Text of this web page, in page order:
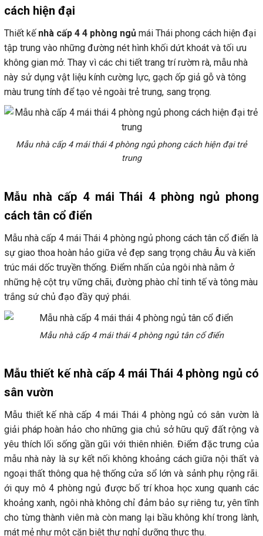
cách hiện đại
Thiết kế nhà cấp 4 4 phòng ngủ mái Thái phong cách hiện đại
tập trung vào những đường nét hình khối dứt khoát và tối ưu
không gian mở. Thay vì các chi tiết trang trí rườm rà, mẫu nhà
này sử dụng vật liệu kính cường lực, gạch ốp giả gỗ và tông
màu trung tính để tạo vẻ ngoài trẻ trung, sang trọng.
Mẫu nhà cấp 4 mái thái 4 phòng ngủ phong cách hiện đại trẻ
trung
Mẫu nhà cấp 4 mái Thái 4 phòng ngủ phong
cách tân cổ điển
Mẫu nhà cấp 4 mái Thái 4 phòng ngủ phong cách tân cổ điển là
sự giao thoa hoàn hảo giữa vẻ đẹp sang trọng châu Âu và kiến
trúc mái dốc truyền thống. Điểm nhấn của ngôi nhà nằm ở
những hệ cột trụ vững chãi, đường phào chỉ tinh tế và tông màu
trắng sứ chủ đạo đầy quý phái.
Mẫu nhà cấp 4 mái thái 4 phòng ngủ tân cổ điển
Mẫu thiết kế nhà cấp 4 mái Thái 4 phòng ngủ có
sân vườn
Mẫu thiết kế nhà cấp 4 mái Thái 4 phòng ngủ có sân vườn là
giải pháp hoàn hảo cho những gia chủ sở hữu quỹ đất rộng và
yêu thích lối sống gần gũi với thiên nhiên. Điểm đặc trưng của
mẫu nhà này là sự kết nối không khoảng cách giữa nội thất và
ngoại thất thông qua hệ thống cửa sổ lớn và sảnh phụ rộng rãi.
ới quy mô 4 phòng ngủ được bố trí khoa học xung quanh các
khoảng xanh, ngôi nhà không chỉ đảm bảo sự riêng tư, yên tĩnh
cho từng thành viên mà còn mang lại bầu không khí trong lành,
mát mẻ như một căn biệt thự nghỉ dưỡng thực thụ.